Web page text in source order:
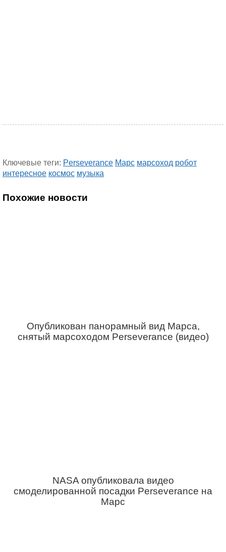
Ключевые теги: Perseverance Марс марсоход робот
интересное космос музыка
Похожие новости
Опубликован панорамный вид Марса,
снятый марсоходом Perseverance (видео)
NASA опубликовала видео
смоделированной посадки Perseverance на
Марс